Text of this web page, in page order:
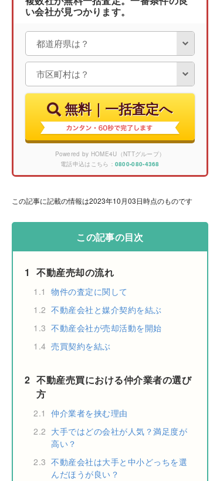
い会社が見つかります。
無料｜一括査定へ
Powered by HOME4U（NTTグループ）
電話申込はこちら： 0800-080-4368
この記事に記載の情報は2023年10月03日時点のものです
この記事の目次
1 不動産売却の流れ
1.1 物件の査定に関して
1.2 不動産会社と媒介契約を結ぶ
1.3 不動産会社が売却活動を開始
1.4 売買契約を結ぶ
2 不動産売買における仲介業者の選び
方
2.1 仲介業者を挟む理由
2.2 大手ではどの会社が人気？満足度が
高い？
2.3 不動産会社は大手と中小どっちを選
んだほうが良い？